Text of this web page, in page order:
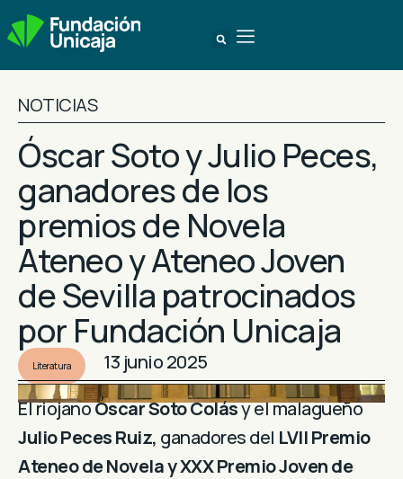
NOTICIAS
Óscar Soto y Julio Peces,
ganadores de los
premios de Novela
Ateneo y Ateneo Joven
de Sevilla patrocinados
por Fundación Unicaja
Literatura
13 junio 2025
El riojanoÓscar Soto Colásy el malagueño
Julio Peces Ruiz, ganadores del LVII Premio
Ateneo de Novela y XXX Premio Joven de